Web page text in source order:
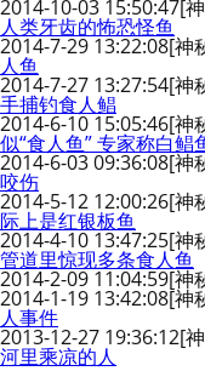
2014-10-03 15:50:47[
人类牙齿的怖恐怪鱼
2014-7-29 13:22:08[神
人鱼
2014-7-27 13:27:54[神
手捕钓食人鲳
2014-6-10 15:05:46[神
似“食人鱼” 专家称白鲳
2014-6-03 09:36:08[神
咬伤
2014-5-12 12:00:26[神
际上是红银板鱼
2014-4-10 13:47:25[神
管道里惊现多条食人鱼
2014-2-09 11:04:59[神
2014-1-19 13:42:08[神
人事件
2013-12-27 19:36:12[
河里乘凉的人